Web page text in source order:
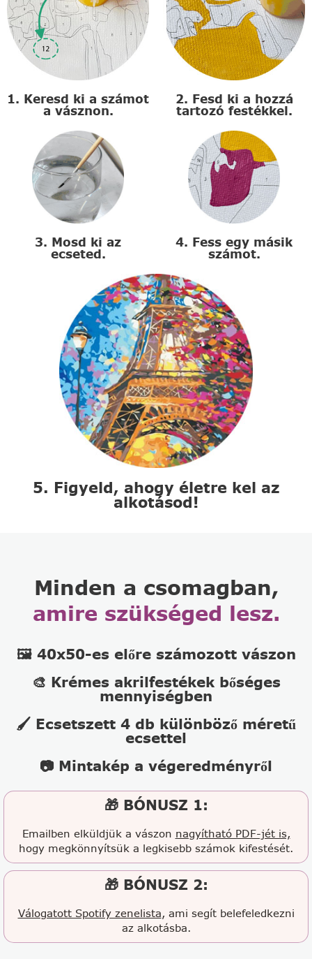
1. Keresd ki a számot
a vásznon.
2. Fesd ki a hozzá
tartozó festékkel.
3. Mosd ki az
ecseted.
4. Fess egy másik
számot.
5. Figyeld, ahogy életre kel az
alkotásod!
Minden a csomagban,
amire szükséged lesz.
🖼️ 40x50-es előre számozott vászon
🎨 Krémes akrilfestékek bőséges
mennyiségben
🖌️ Ecsetszett 4 db különböző méretű
ecsettel
📷 Mintakép a végeredményről
🎁 BÓNUSZ 1:
Emailben elküldjük a vászon nagyítható PDF-jét is,
hogy megkönnyítsük a legkisebb számok kifestését.
🎁 BÓNUSZ 2:
Válogatott Spotify zenelista, ami segít belefeledkezni
az alkotásba.